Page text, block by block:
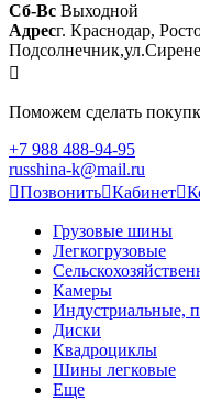
Сб-Вс Выходной
Адресг. Краснодар,
Поможем сделать
+7 988 488-94-95
russhina-k@mail.ru
Позвонить Кабинет
Грузовые шины
Легкогрузовые
Камеры
Индустриальные,
Диски
Квадроциклы
Шины легковые
Еще